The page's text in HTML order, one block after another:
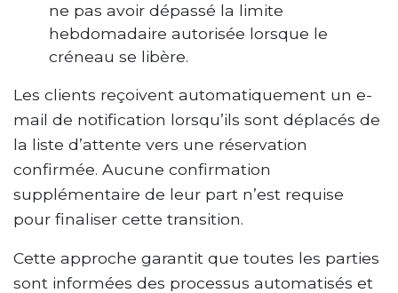
ne pas avoir dépassé la limite
hebdomadaire autorisée lorsque le
créneau se libère.
Les clients reçoivent automatiquement un e-
mail de notification lorsqu’ils sont déplacés de
la liste d’attente vers une réservation
confirmée. Aucune confirmation
supplémentaire de leur part n’est requise
pour finaliser cette transition.
Cette approche garantit que toutes les parties
sont informées des processus automatisés et